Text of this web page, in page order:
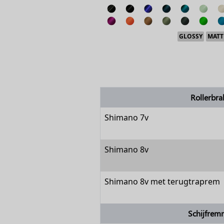
GLOSSY MATT
Shimano 7v
Shimano 8v
Shimano 8v met terugtraprem